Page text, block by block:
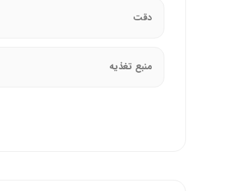
کلید روشن/خاموش برای
دقت
منبع تغذیه